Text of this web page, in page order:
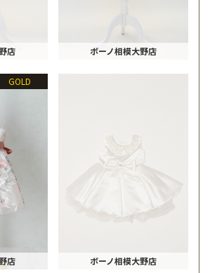
店 ボーノ相模大野店
GOLD
店 ボーノ相模大野店